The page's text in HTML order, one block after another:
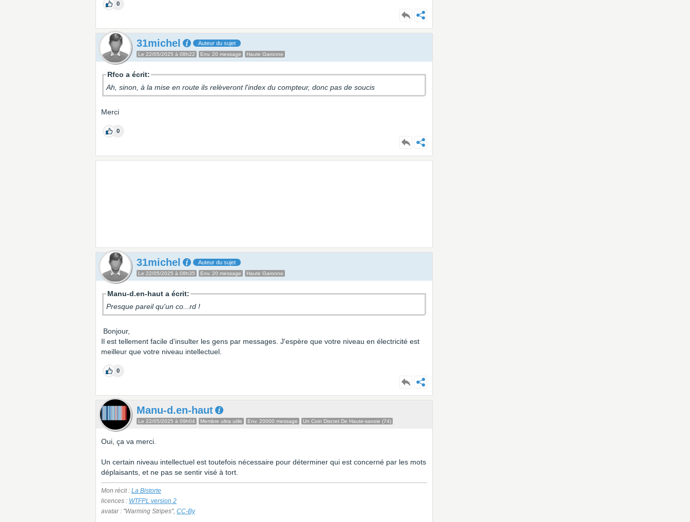
0
31michel Auteur du sujet
Le 22/05/2025 à 08h22 Env. 20 message Haute Garonne
Rfco a écrit:
Ah, sinon, à la mise en route ils relèveront l'index du compteur, donc pas de soucis
Merci
0
31michel Auteur du sujet
Le 22/05/2025 à 08h35 Env. 20 message Haute Garonne
Manu-d.en-haut a écrit:
Presque pareil qu'un co...rd !
Bonjour,
Il est tellement facile d'insulter les gens par messages. J'espère que votre niveau en électricité est
meilleur que votre niveau intellectuel.
0
Manu-d.en-haut
Le 22/05/2025 à 09h04 Membre ultra utile Env. 20000 message Un Coin Discret De Haute-savoie (74)
Oui, ça va merci.
Un certain niveau intellectuel est toutefois nécessaire pour déterminer qui est concerné par les mots
déplaisants, et ne pas se sentir visé à tort.
Mon récit : La Bistorte
licences : WTFPL version 2
avatar : "Warming Stripes", CC-By